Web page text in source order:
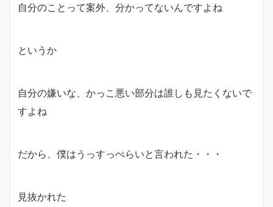
自分のことって案外、分かってないんですよね
というか
自分の嫌いな、かっこ悪い部分は誰しも見たくないで
すよね
だから、僕はうっすっぺらいと言われた・・・
見抜かれた